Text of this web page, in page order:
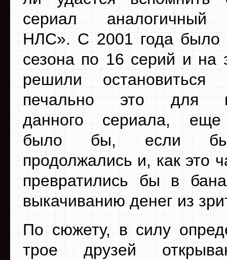
сериал аналогичный
НЛС». С 2001 года было
сезона по 16 серий и на
решили
печально это для
данного сериала, еще
было бы, если бы
продолжались и, как это
превратились бы в
выкачиванию денег из
По сюжету, в силу
трое друзей